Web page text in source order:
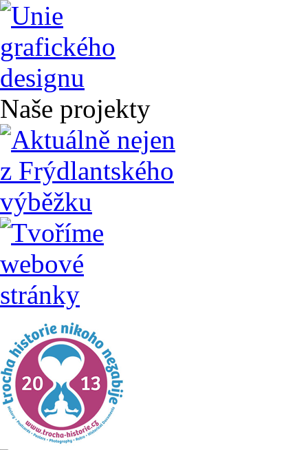
Naše projekty